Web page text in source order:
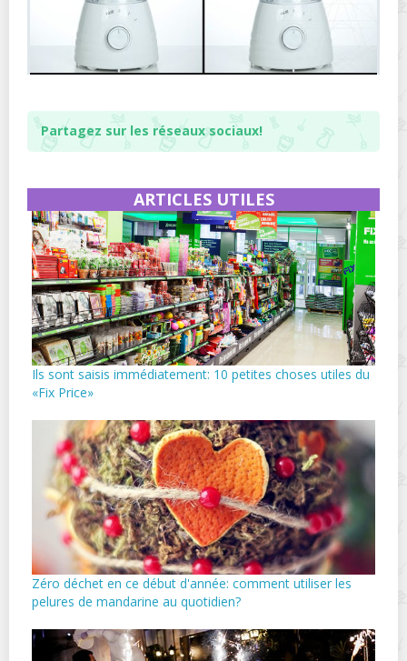
Partagez sur les réseaux sociaux!
ARTICLES UTILES
Ils sont saisis immédiatement: 10 petites choses utiles du
«Fix Price»
Zéro déchet en ce début d'année: comment utiliser les
pelures de mandarine au quotidien?